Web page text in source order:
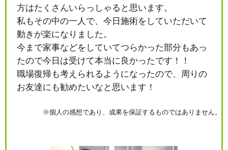
方はたくさんいらっしゃると思います。
私もその中の一人で、今日施術をしていただいて
動きが楽になりました。
今まで家事などをしていてつらかった部分もあっ
たので今日は受けて本当に良かったです！！
職場復帰も考えられるようになったので、周りの
お友達にも勧めたいなと思います！
※個人の感想であり、成果を保証するものではありません。